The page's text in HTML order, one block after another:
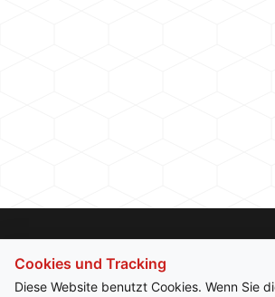
Cookies und Tracking
Diese Website benutzt Cookies. Wenn Sie